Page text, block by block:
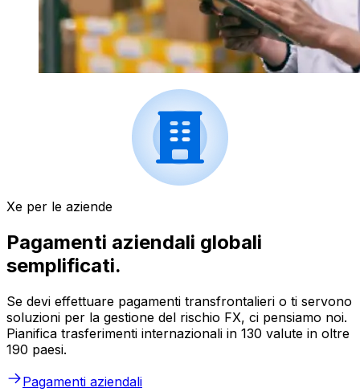
Xe per le aziende
Pagamenti aziendali globali
semplificati.
Se devi effettuare pagamenti transfrontalieri o ti servono
soluzioni per la gestione del rischio FX, ci pensiamo noi.
Pianifica trasferimenti internazionali in 130 valute in oltre
190 paesi.
Pagamenti aziendali